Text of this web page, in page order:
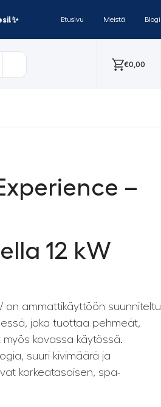
Etusivu Meistä Blogi
€0,00
–
12 kW
on ammattikäyttöön suunniteltu
joka tuottaa pehmeät,
kovassa käytössä.
suuri kivimäärä ja
korkeatasoisen, spa-